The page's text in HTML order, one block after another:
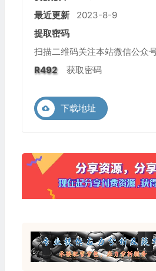
最近更新
2023-8-9
提取密码
扫描二维码关注本站微信公众
R492
获取密码
下载地址